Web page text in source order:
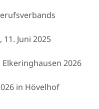
Juni 2025
2026
in Hövelhof